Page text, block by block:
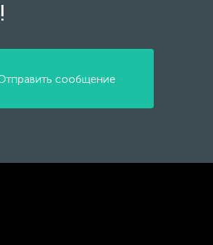
сообщение